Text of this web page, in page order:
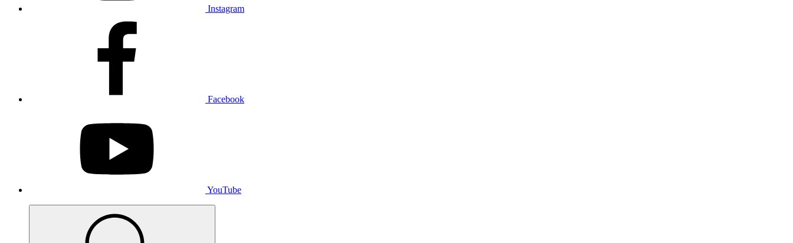
Instagram
Facebook
YouTube